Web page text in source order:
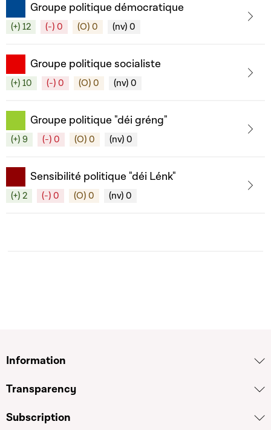
Groupe politique démocratique
(+) 12 (-) 0 (O) 0 (nv) 0
Groupe politique socialiste
(+) 10 (-) 0 (O) 0 (nv) 0
Groupe politique "déi gréng"
(+) 9 (-) 0 (O) 0 (nv) 0
Sensibilité politique "déi Lénk"
(+) 2 (-) 0 (O) 0 (nv) 0
Information
Transparency
Subscription